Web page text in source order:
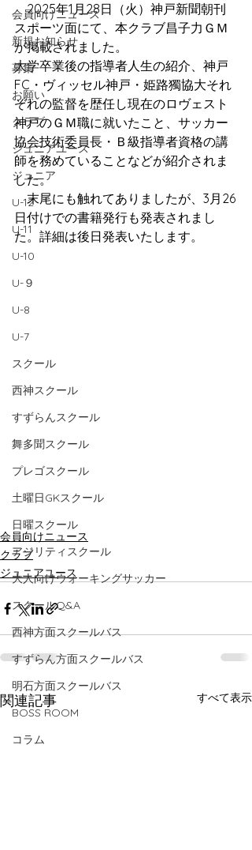
会員向けニュース
新規お知らせ
募集
お願い
クラブ
ジュニアユース
ジュニア
U-12
U-11
U-10
U-９
U-8
U-7
スクール
西神スクール
すずらんスクール
舞多聞スクール
プレゴスクール
土曜日GKスクール
日曜スクール
アジリティスクール
大人向けウォーキングサッカー
スクールQ&A
西神方面スクールバス
すずらん方面スクールバス
明石方面スクールバス
BOSS ROOM
コラム
2025年1月28日（火）神戸新聞朝刊
スポーツ面にて、本クラブ昌子力ＧＭ
が掲載されました。
大学卒業後の指導者人生の紹介、神戸
FC・ヴィッセル神戸・姫路獨協大それ
ぞれの監督を歴任し現在のロヴェスト
神戸のＧＭ職に就いたこと、サッカー
協会技術委員長・Ｂ級指導者資格の講
師を務めていることなどが紹介されま
した。
末尾にも触れてありましたが、3月26
日付けでの書籍発行も発表されまし
た。詳細は後日発表いたします。
会員向けニュース
クラブ
ジュニアユース
関連記事 すべて表示